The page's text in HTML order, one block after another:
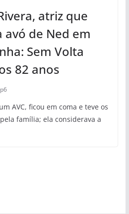
atriz que
de Ned em
Sem Volta
82 anos
AVC, ficou em coma e teve os
família; ela considerava a